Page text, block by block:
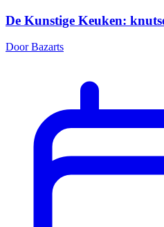
De Kunstige Keuken:
Door Bazarts